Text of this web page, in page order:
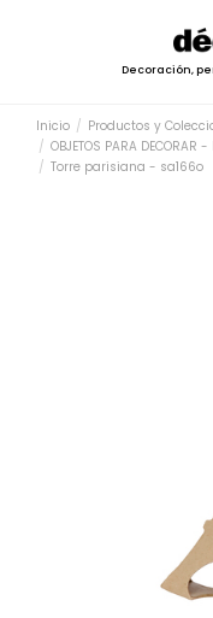
Decoración,
Inicio
Productos y
OBJETOS PARA
Torre parisiana - sa166o